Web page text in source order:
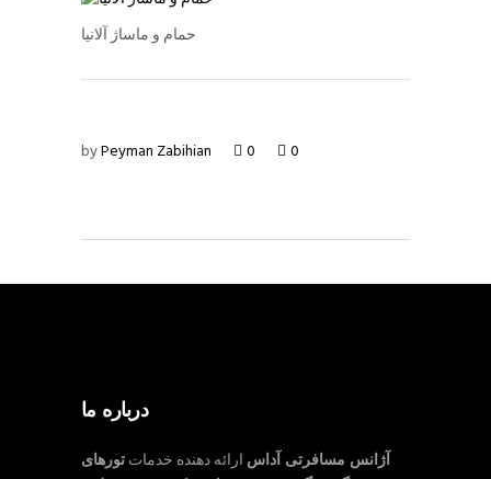
حمام و ماساژ آلانیا
byPeyman Zabihian 0 0
درباره ما
آژانس مسافرتی آداس ارائه دهنده خدماتتورهای